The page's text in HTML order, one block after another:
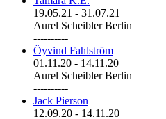
19.05.21 - 31.07.21
Aurel Scheibler Berlin
----------
Öyvind Fahlström
01.11.20 - 14.11.20
Aurel Scheibler Berlin
----------
Jack Pierson
12.09.20 - 14.11.20